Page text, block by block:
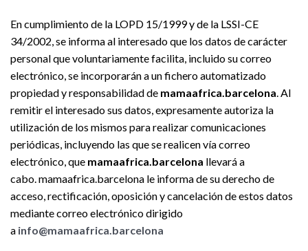
En cumplimiento de la LOPD 15/1999 y de la LSSI-CE
34/2002, se informa al interesado que los datos de carácter
personal que voluntariamente facilita, incluido su correo
electrónico, se incorporarán a un fichero automatizado
propiedad y responsabilidad de mamaafrica.barcelona. Al
remitir el interesado sus datos, expresamente autoriza la
utilización de los mismos para realizar comunicaciones
periódicas, incluyendo las que se realicen vía correo
electrónico, que mamaafrica.barcelona llevará a
cabo. mamaafrica.barcelona le informa de su derecho de
acceso, rectificación, oposición y cancelación de estos datos
mediante correo electrónico dirigido
a info@mamaafrica.barcelona